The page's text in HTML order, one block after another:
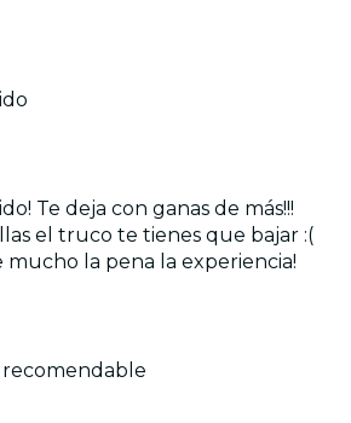
Te deja con ganas de más!!!
el truco te tienes que bajar :(
mucho la pena la experiencia!